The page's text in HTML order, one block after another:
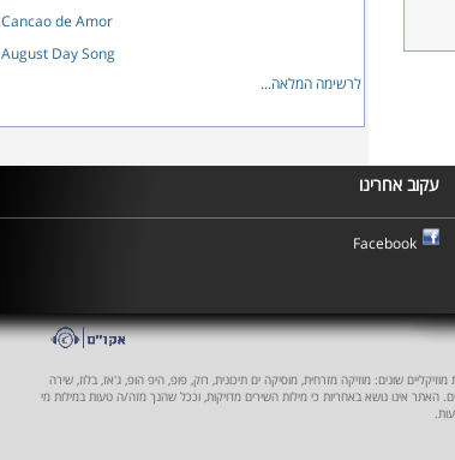
Cancao de Amor
August Day Song
לרשימה המלאה...
עקוב אחרינו
Facebook
שונים: מוזיקה מזרחית, מוסיקה ים תיכונית, רוק, פופ, היפ הופ, ג'אז, בלוז, שירה
האתר אינו נושא באחריות כי מילות השירים מדויקות, וככל שהנך מזה/ה טעות במילות מי